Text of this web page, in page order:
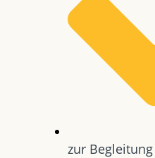
zur